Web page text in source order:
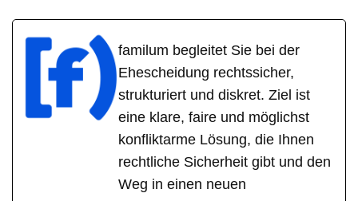
familum begleitet Sie bei der
Ehescheidung rechtssicher,
strukturiert und diskret. Ziel ist
eine klare, faire und möglichst
konfliktarme Lösung, die Ihnen
rechtliche Sicherheit gibt und den
Weg in einen neuen